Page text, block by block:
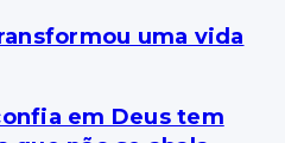
uma vida
em Deus tem